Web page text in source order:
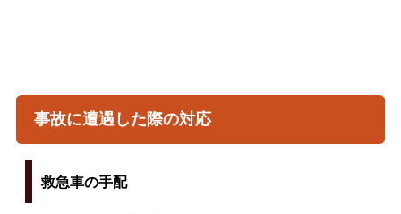
事故に遭遇した際の対応
救急車の手配